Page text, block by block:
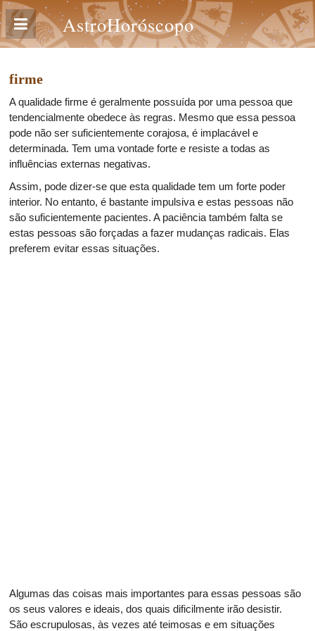
AstroHoróscopo
firme
A qualidade firme é geralmente possuída por uma pessoa que
tendencialmente obedece às regras. Mesmo que essa pessoa
pode não ser suficientemente corajosa, é implacável e
determinada. Tem uma vontade forte e resiste a todas as
influências externas negativas.
Assim, pode dizer-se que esta qualidade tem um forte poder
interior. No entanto, é bastante impulsiva e estas pessoas não
são suficientemente pacientes. A paciência também falta se
estas pessoas são forçadas a fazer mudanças radicais. Elas
preferem evitar essas situações.
Algumas das coisas mais importantes para essas pessoas são
os seus valores e ideais, dos quais dificilmente irão desistir.
São escrupulosas, às vezes até teimosas e em situações